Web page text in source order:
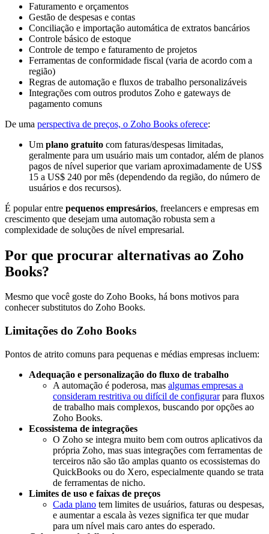
Faturamento e orçamentos
Gestão de despesas e contas
Conciliação e importação automática de extratos bancários
Controle básico de estoque
Controle de tempo e faturamento de projetos
Ferramentas de conformidade fiscal (varia de acordo com a
região)
Regras de automação e fluxos de trabalho personalizáveis
Integrações com outros produtos Zoho e gateways de
pagamento comuns
De uma perspectiva de preços, o Zoho Books oferece:
Um plano gratuito com faturas/despesas limitadas,
geralmente para um usuário mais um contador, além de planos
pagos de nível superior que variam aproximadamente de US$
15 a US$ 240 por mês (dependendo da região, do número de
usuários e dos recursos).
É popular entre pequenos empresários, freelancers e empresas em
crescimento que desejam uma automação robusta sem a
complexidade de soluções de nível empresarial.
Por que procurar alternativas ao Zoho
Books?
Mesmo que você goste do Zoho Books, há bons motivos para
conhecer substitutos do Zoho Books.
Limitações do Zoho Books
Pontos de atrito comuns para pequenas e médias empresas incluem:
Adequação e personalização do fluxo de trabalho
A automação é poderosa, mas algumas empresas a
consideram restritiva ou difícil de configurarpara fluxos
de trabalho mais complexos, buscando por opções ao
Zoho Books.
Ecossistema de integrações
O Zoho se integra muito bem com outros aplicativos da
própria Zoho, mas suas integrações com ferramentas de
terceiros não são tão amplas quanto os ecossistemas do
QuickBooks ou do Xero, especialmente quando se trata
de ferramentas de nicho.
Limites de uso e faixas de preços
Cada plano tem limites de usuários, faturas ou despesas,
e aumentar a escala às vezes significa ter que mudar
para um nível mais caro antes do esperado.